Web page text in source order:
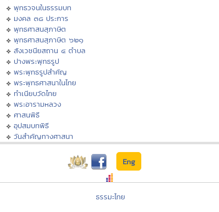
พุทธวจนในธรรมบท
มงคล ๓๘ ประการ
พุทธศาสนสุภาษิต
พุทธศาสนสุภาษิต ๖๒๑
สังเวชนียสถาน ๔ ตำบล
ปางพระพุทธรูป
พระพุทธรูปสำคัญ
พระพุทธศาสนาในไทย
ทำเนียบวัดไทย
พระอารามหลวง
ศาสนพิธี
อุปสมบทพิธี
วันสำคัญทางศาสนา
Eng
ธรรมะไทย